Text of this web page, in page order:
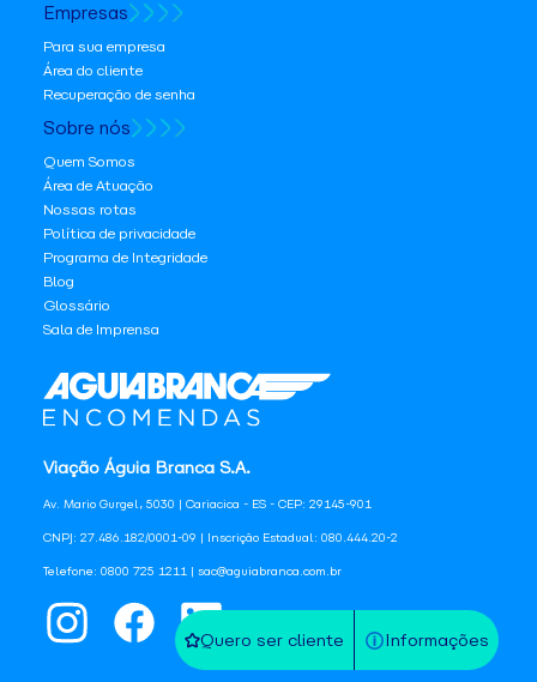
Quero ser cliente Informações
Viação Águia Branca S.A.
Av. Mario Gurgel, 5030 | Cariacica - ES - CEP: 29145-901
CNPJ: 27.486.182/0001-09 | Inscrição Estadual: 080.444.20-2
Telefone: 0800 725 1211 | sac@aguiabranca.com.br
Empresas
Para sua empresa
Área do cliente
Recuperação de senha
Sobre nós
Quem Somos
Área de Atuação
Nossas rotas
Política de privacidade
Programa de Integridade
Blog
Glossário
Sala de Imprensa